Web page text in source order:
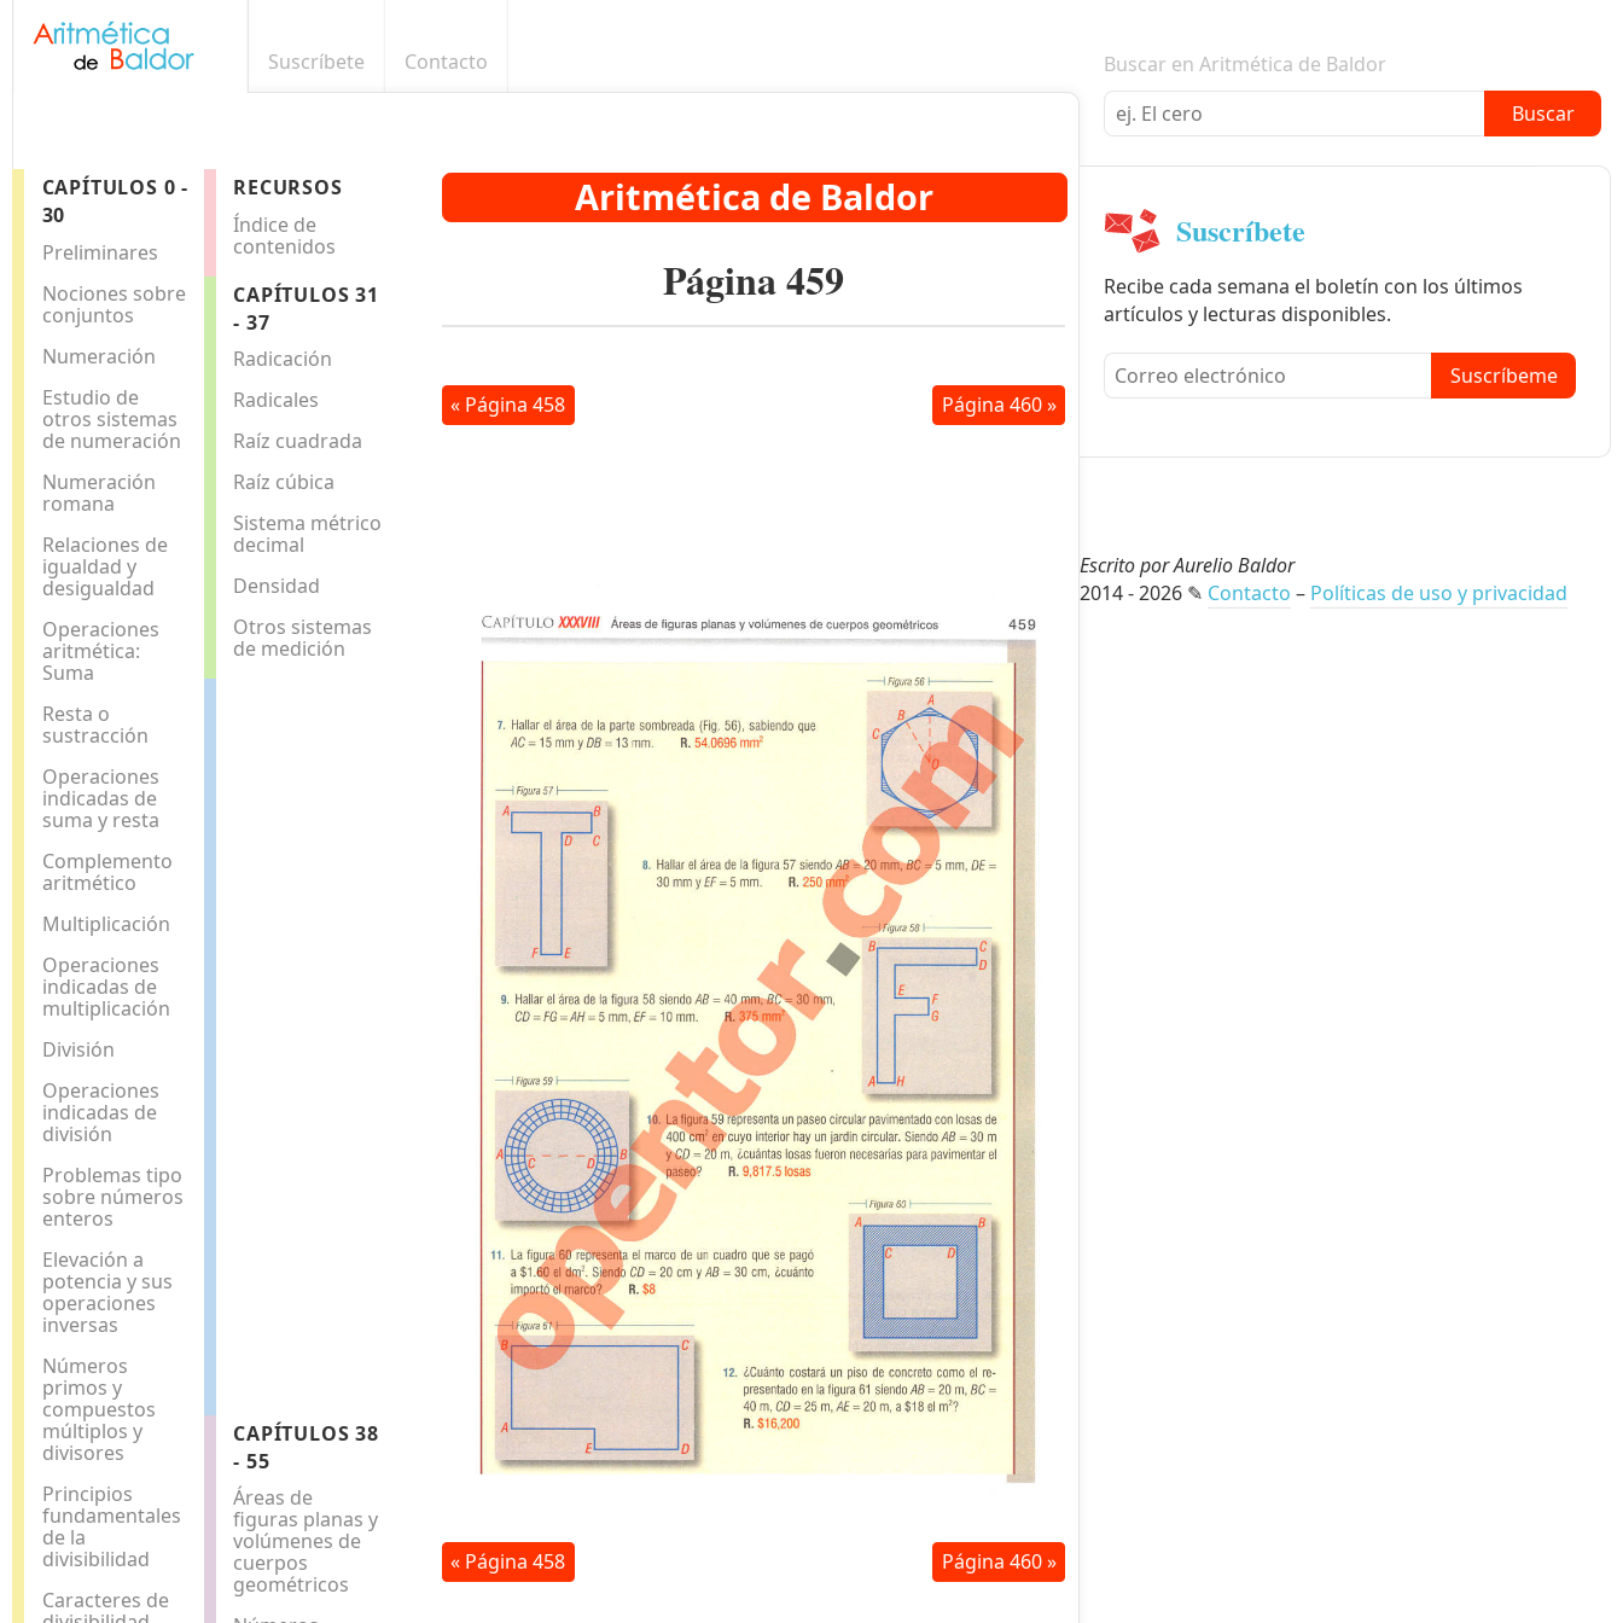
Suscríbete Contacto Boletín informativo
CAPÍTULOS 0 -
30
Preliminares
Nociones sobre
conjuntos
Numeración
Estudio de
otros sistemas
de numeración
Numeración
romana
Relaciones de
igualdad y
desigualdad
Operaciones
aritmética:
Suma
Resta o
sustracción
Operaciones
indicadas de
suma y resta
Complemento
aritmético
Multiplicación
Operaciones
indicadas de
multiplicación
División
Operaciones
indicadas de
división
Problemas tipo
sobre números
enteros
Elevación a
potencia y sus
operaciones
inversas
Números
primos y
compuestos
múltiplos y
divisores
Principios
fundamentales
de la
divisibilidad
Caracteres de
RECURSOS
Índice de
contenidos
CAPÍTULOS 31
- 37
Radicación
Radicales
Raíz cuadrada
Raíz cúbica
Sistema métrico
decimal
Densidad
Otros sistemas
de medición
CAPÍTULOS 38
- 55
Áreas de
figuras planas y
volúmenes de
cuerpos
geométricos
Aritmética de Baldor
Página 459
« Página 458 Página 460 »
« Página 458 Página 460 »
Buscar en Aritmética de Baldor
Buscar
Suscríbete
Recibe cada semana el boletín con los últimos
artículos y lecturas disponibles.
Suscríbeme
Escrito por Aurelio Baldor
2014 - 2026 ✎ Contacto – Políticas de uso y privacidad